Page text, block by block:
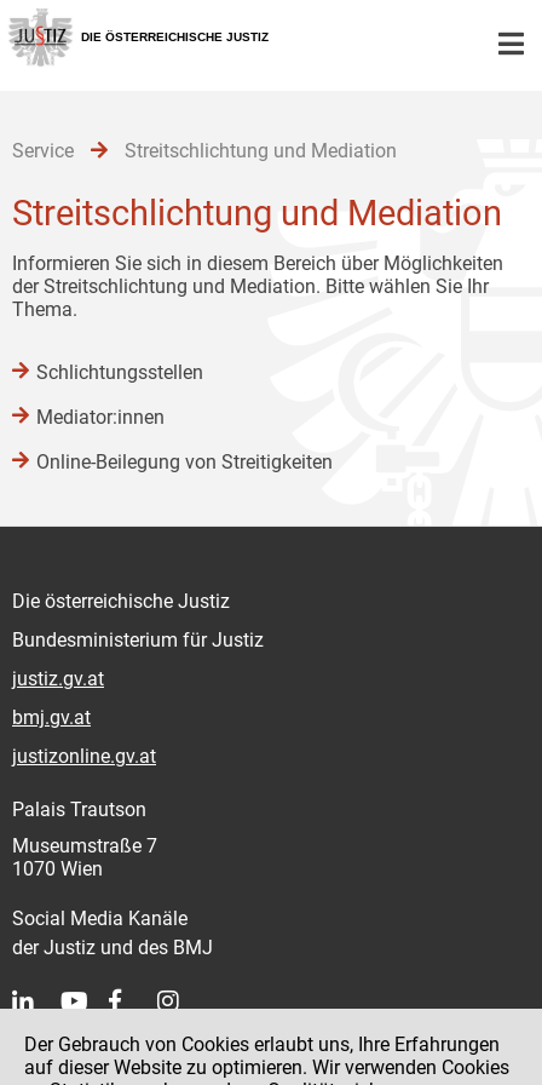
Zur
Hauptnavigation
[1]
Zum
Inhalt
[2]
Zum
Untermenü
[3]
DIE ÖSTERREICHISCHE JUSTIZ
Service Streitschlichtung und Mediation
Streitschlichtung und Mediation
Informieren Sie sich in diesem Bereich über Möglichkeiten
der Streitschlichtung und Mediation. Bitte wählen Sie Ihr
Thema.
Schlichtungsstellen
Mediator:innen
Online-Beilegung von Streitigkeiten
Die österreichische Justiz
Bundesministerium für Justiz
justiz.gv.at
bmj.gv.at
justizonline.gv.at
Palais Trautson
Museumstraße 7
1070 Wien
Social Media Kanäle
der Justiz und des BMJ
Kontakt
Der Gebrauch von Cookies erlaubt uns, Ihre Erfahrungen
auf dieser Website zu optimieren. Wir verwenden Cookies